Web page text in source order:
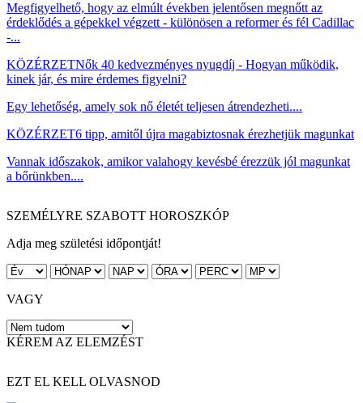
Megfigyelhető, hogy az elmúlt években jelentősen megnőtt az
érdeklődés a gépekkel végzett - különösen a reformer és fél Cadillac
-...
KÖZÉRZETNők 40 kedvezményes nyugdíj - Hogyan működik,
kinek jár, és mire érdemes figyelni?
Egy lehetőség, amely sok nő életét teljesen átrendezheti....
KÖZÉRZET6 tipp, amitől újra magabiztosnak érezhetjük magunkat
Vannak időszakok, amikor valahogy kevésbé érezzük jól magunkat
a bőrünkben....
SZEMÉLYRE SZABOTT HOROSZKÓP
Adja meg születési időpontját!
VAGY
KÉREM AZ ELEMZÉST
EZT EL KELL OLVASNOD